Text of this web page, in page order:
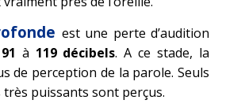
est une perte d’audition
91 à 119 décibels. A ce stade, la
de perception de la parole. Seuls
puissants sont perçus.